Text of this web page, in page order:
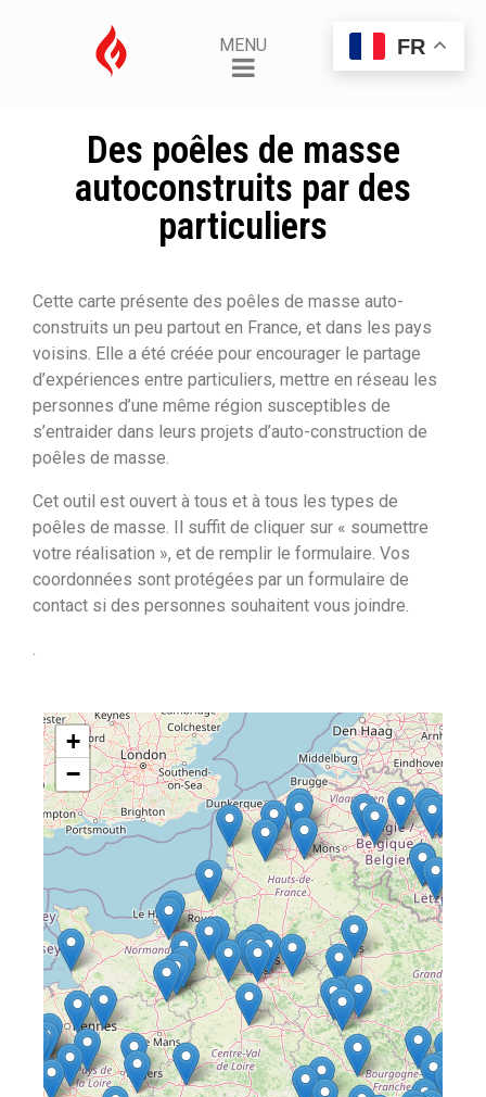
MENU
Des poêles de masse
autoconstruits par des
particuliers
Cette carte présente des poêles de masse auto-
construits un peu partout en France, et dans les pays
voisins. Elle a été créée pour encourager le partage
d’expériences entre particuliers, mettre en réseau les
personnes d’une même région susceptibles de
s’entraider dans leurs projets d’auto-construction de
poêles de masse.
Cet outil est ouvert à tous et à tous les types de
poêles de masse. Il suffit de cliquer sur « soumettre
votre réalisation », et de remplir le formulaire. Vos
coordonnées sont protégées par un formulaire de
contact si des personnes souhaitent vous joindre.
.
+
−
FR